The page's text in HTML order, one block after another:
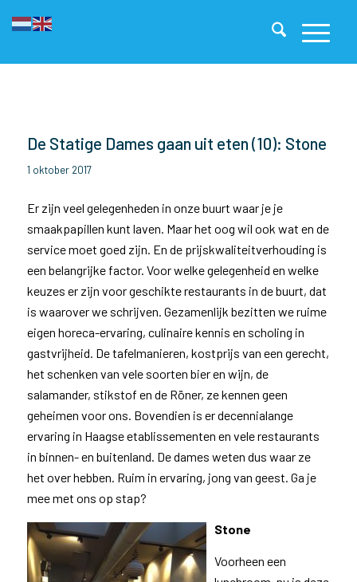
De Statige Dames gaan uit eten (10): Stone
1 oktober 2017
Er zijn veel gelegenheden in onze buurt waar je je
smaakpapillen kunt laven. Maar het oog wil ook wat en de
service moet goed zijn. En de prijskwaliteitverhouding is
een belangrijke factor. Voor welke gelegenheid en welke
keuzes er zijn voor geschikte restaurants in de buurt, dat
is waarover we schrijven. Gezamenlijk bezitten we ruime
eigen horeca-ervaring, culinaire kennis en scholing in
gastvrijheid. De tafelmanieren, kostprijs van een gerecht,
het schenken van vele soorten bier en wijn, de
salamander, stikstof en de Röner, ze kennen geen
geheimen voor ons. Bovendien is er decennialange
ervaring in Haagse etablissementen en vele restaurants
in binnen- en buitenland. De dames weten dus waar ze
het over hebben. Ruim in ervaring, jong van geest. Ga je
mee met ons op stap?
Stone
Voorheen een